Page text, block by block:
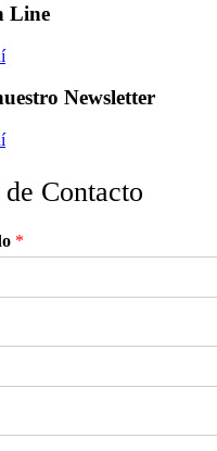
Line
Newsletter
Contacto
*